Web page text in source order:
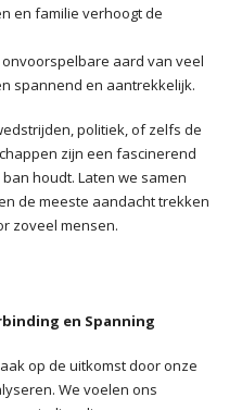
en familie verhoogt de
onvoorspelbare aard van veel
spannend en aantrekkelijk.
politiek, of zelfs de
zijn een fascinerend
houdt. Laten we samen
de meeste aandacht trekken
zoveel mensen.
en Spanning
op de uitkomst door onze
We voelen ons